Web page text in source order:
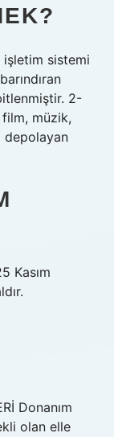
sistemi
2-
müzik,
depolayan
Kasım
Donanım
olan elle